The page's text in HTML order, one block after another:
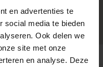
en advertenties te
social media te bieden
Ook delen we
site met onze
en analyse. Deze
op